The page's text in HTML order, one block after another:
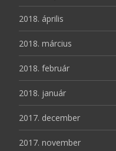
2018. április
2018. március
2018. február
2018. január
2017. december
2017. november